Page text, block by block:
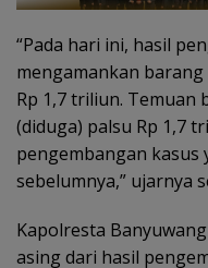
“Pada hari ini, hasil
mengamankan
Rp 1,7 triliun.
(diduga) palsu Rp 1,7
pengembangan kasus
sebelumnya,” ujarnya
Kapolresta
asing dari hasil